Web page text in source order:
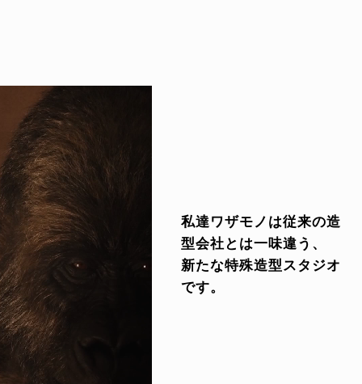
私達ワザモノは従来の造
型会社とは一味違う、
新たな特殊造型スタジオ
です。